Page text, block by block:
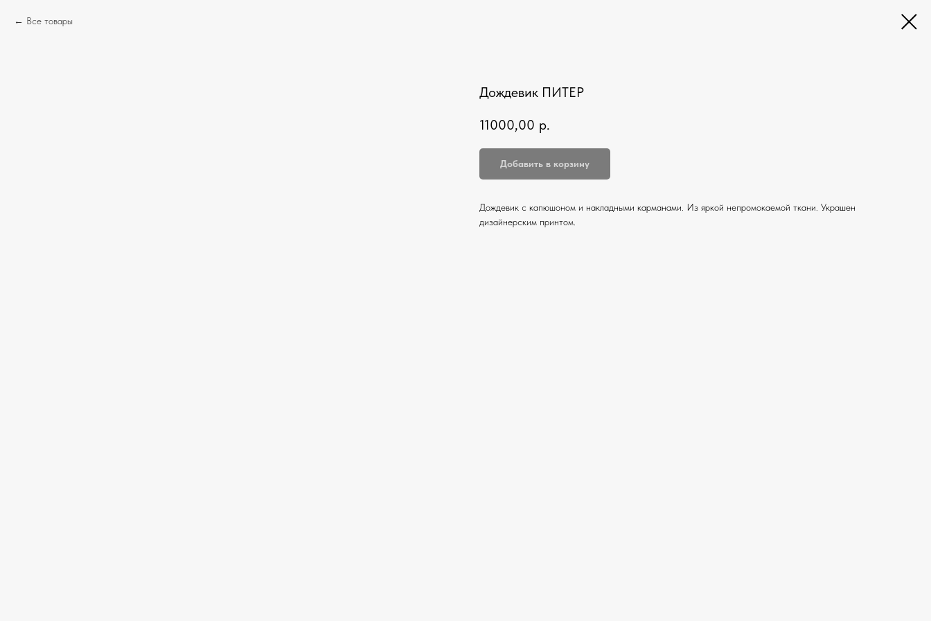
Все товары
Дождевик ПИТЕР
11000,00 р.
Добавить в корзину
Дождевик с капюшоном и накладными карманами. Из яркой непромокаемой ткани. Украшен
дизайнерским принтом.